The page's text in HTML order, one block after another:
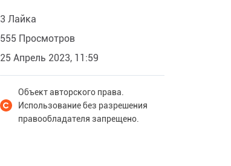
3 Лайка
555 Просмотров
25 Апрель 2023, 11:59
Объект авторского права.
Использование без разрешения
правообладателя запрещено.